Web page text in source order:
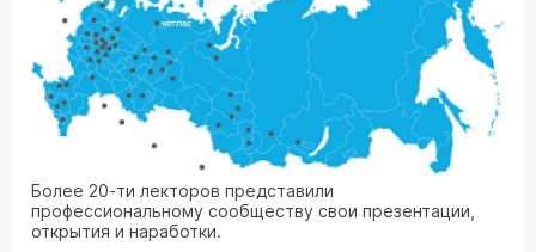
Более 20-ти лекторов представили
профессиональному сообществу свои презентации,
открытия и наработки.